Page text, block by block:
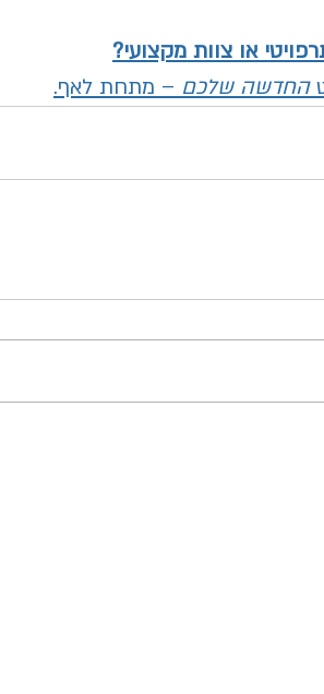
או צוות מקצועי?
החדשה שלכם – מתחת לאף.